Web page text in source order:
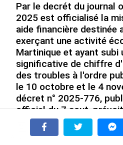
du Martiniquais Benoît Etinof
au service du Karibea Sainte-
Luce en Martinique
le 07/08/2026
le
Après 5 ans à la SARA aux
Olivier Cotta prend la direction
générale de...
le 05/08/2026
En juin 2026, les prix à la
consommation diminuent à
À la une Tv
Par le decrét du journal
2025 est officialisé la
aide financière destinée
exerçant une activité
Martinique et ayant subi
significative de chiffre
des troubles à l'ordre
le 10 octobre et le 4
décret n° 2025-776,
officiel du 7 aout,
vigueur immédiate.